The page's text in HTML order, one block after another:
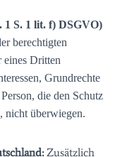
1 S. 1 lit. f) DSGVO)
berechtigten
eines Dritten
Grundrechte
die den Schutz
nicht überwiegen.
Zusätzlich